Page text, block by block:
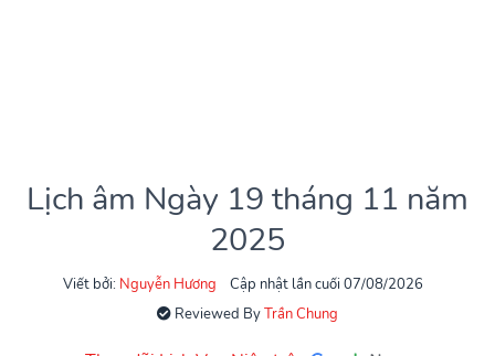
Lịch âm Ngày 19 tháng 11 năm
2025
Viết bởi: Nguyễn Hương
Cập nhật lần cuối 07/08/2026
Reviewed ByTrần Chung